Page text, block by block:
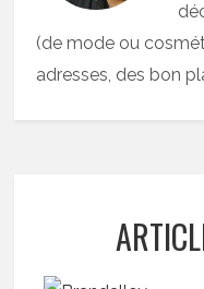
(de mode ou
adresses, des bon